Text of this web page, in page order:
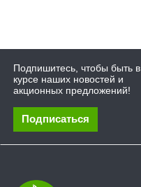
Подпишитесь, чтобы быть в
курсе наших новостей и
акционных предложений!
Подписаться